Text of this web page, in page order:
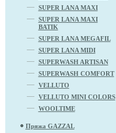
SUPER LANA MAXI
SUPER LANA MAXI
BATIK
SUPER LANA MEGAFIL
SUPER LANA MIDI
SUPERWASH ARTISAN
SUPERWASH COMFORT
VELLUTO
VELLUTO MINI COLORS
WOOLTIME
Пряжа GAZZAL